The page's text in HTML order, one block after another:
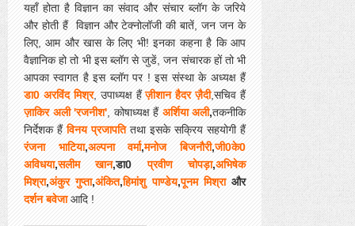
यहाँ होता है विज्ञान का संवाद और संचार ब्लॉग के जरिये
और होती हैं विज्ञान और टेक्नोलॉजी की बातें, जन जन के
लिए, आम और खास के लिए भी! इनका कहना है कि आप
वैज्ञानिक हो तो भी इस ब्लॉग से जुडें, जन संचारक हों तो भी
आपका स्वागत है इस ब्लॉग पर ! इस संस्था के अध्यक्ष हैं
डा0 अरविंद मिश्र, उपाध्यक्ष हैंज़ीशान हैदर ज़ैदी,सचिव हैं
ज़ाकिर अली 'रजनीश' , कोषाध्यक्ष हैं अर्शिया अली,तकनीकि
निर्देशक हैंविनय प्रजापतितथा इसके सक्रिय सहयोगी हैं
रंजना भाटिया,अल्पना वर्मा,मनोज बिजनौरी,जी0के0
अविधया,सलीम खान,डा0प्रवीण चोपड़ा,अभिषेक
मिश्रा,अंकुर गुप्ता,अंकित,हिमांशु पाण्डेय,पूनम मिश्राऔर
दर्शन बवेजा आदि !